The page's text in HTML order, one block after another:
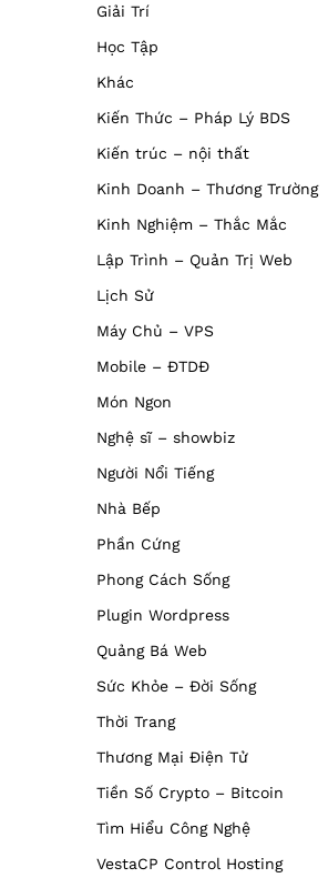
Giải Trí
Học Tập
Khác
Kiến Thức – Pháp Lý BDS
Kiến trúc – nội thất
Kinh Doanh – Thương Trường
Kinh Nghiệm – Thắc Mắc
Lập Trình – Quản Trị Web
Lịch Sử
Máy Chủ – VPS
Mobile – ĐTDĐ
Món Ngon
Nghệ sĩ – showbiz
Người Nổi Tiếng
Nhà Bếp
Phần Cứng
Phong Cách Sống
Plugin Wordpress
Quảng Bá Web
Sức Khỏe – Đời Sống
Thời Trang
Thương Mại Điện Tử
Tiền Số Crypto – Bitcoin
Tìm Hiểu Công Nghệ
VestaCP Control Hosting